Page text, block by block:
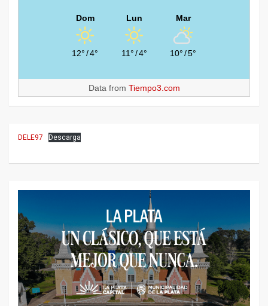
Dom
12°/4°
Lun
11°/4°
Mar
10°/5°
Data from Tiempo3.com
DELE97 Descarga